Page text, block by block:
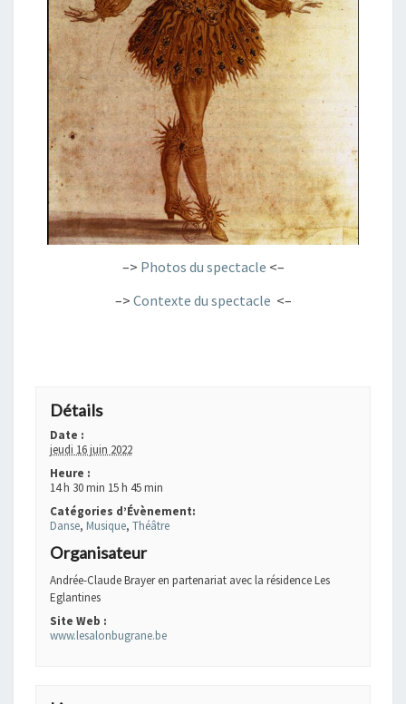
–> Photos du spectacle <–
–> Contexte du spectacle <–
Détails
Date :
jeudi 16 juin 2022
Heure :
14 h 30 min 15 h 45 min
Catégories d’Évènement:
Danse, Musique, Théâtre
Organisateur
Andrée-Claude Brayer en partenariat avec la résidence Les
Eglantines
Site Web :
www.lesalonbugrane.be